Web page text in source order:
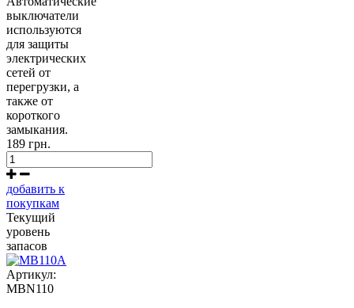
выключатели
используются
для защиты
электрических
сетей от
перегрузки, а
также от
короткого
замыкания.
189 грн.
добавить к
покупкам
Текущий
уровень
запасов
Артикул:
MBN110